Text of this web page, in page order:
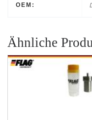
OEM:
Ähnliche